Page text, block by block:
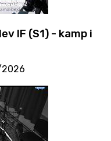
IF (S1) - kamp i